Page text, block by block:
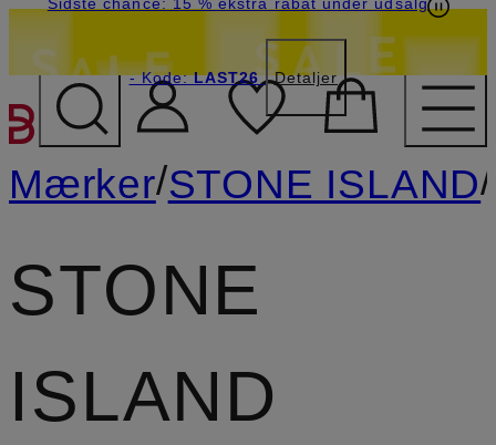
GÅ TIL
- Kode:LAST26 Detaljer
Mærker/STONE ISLAND/
STONE
ISLAND